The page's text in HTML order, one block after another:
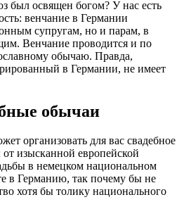
был освящен богом? У нас есть
венчание в Германии
супругам, но и парам, в
Венчание проводится и по
обычаю. Правда,
в Германии, не имеет
обычаи
организовать для вас свадебное
изысканной европейской
в немецком национальном
в Германию, так почему бы не
хотя бы толику национального